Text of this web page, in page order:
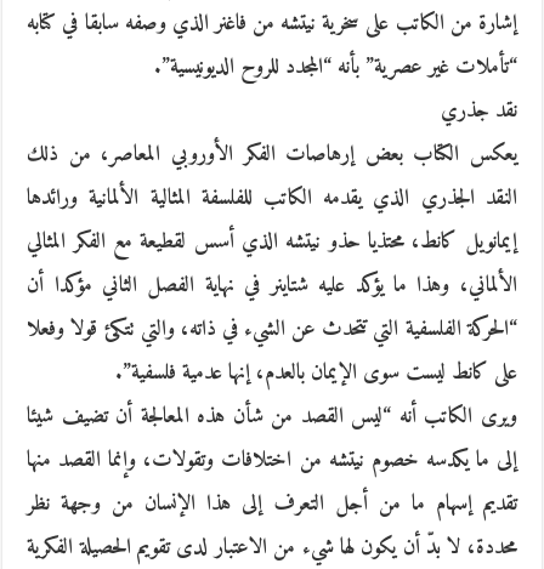
إشارة من الكاتب على سخرية نيتشه من فاغنر الذي وصفه سابقا في كتابه
“تأملات غير عصرية” بأنه “المجدد للروح الديونيسية”.
نقد جذري
يعكس الكتاب بعض إرهاصات الفكر الأوروبي المعاصر، من ذلك
النقد الجذري الذي يقدمه الكاتب للفلسفة المثالية الألمانية ورائدها
إيمانويل كانط، محتذيا حذو نيتشه الذي أسس لقطيعة مع الفكر المثالي
الألماني، وهذا ما يؤكد عليه شتاينر في نهاية الفصل الثاني مؤكدا أن
“الحركة الفلسفية التي تتحدث عن الشيء في ذاته، والتي تتكئ قولا وفعلا
على كانط ليست سوى الإيمان بالعدم، إنها عدمية فلسفية”.
ويرى الكاتب أنه “ليس القصد من شأن هذه المعالجة أن تضيف شيئا
إلى ما يكدسه خصوم نيتشه من اختلافات وتقولات، وإنما القصد منها
تقديم إسهام ما من أجل التعرف إلى هذا الإنسان من وجهة نظر
محددة، لا بدّ أن يكون لها شيء من الاعتبار لدى تقويم الحصيلة الفكرية